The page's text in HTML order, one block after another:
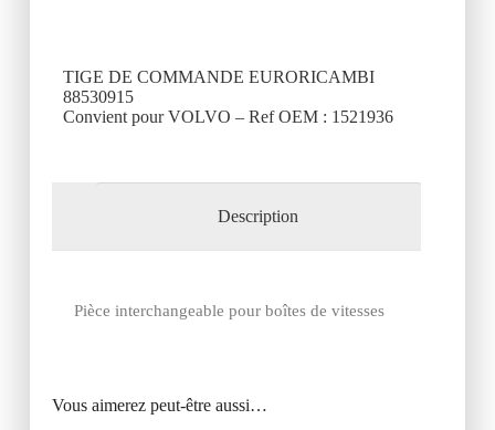
TIGE DE COMMANDE EURORICAMBI
88530915
Convient pour VOLVO – Ref OEM : 1521936
Description
Pièce interchangeable pour boîtes de vitesses
Vous aimerez peut-être aussi…